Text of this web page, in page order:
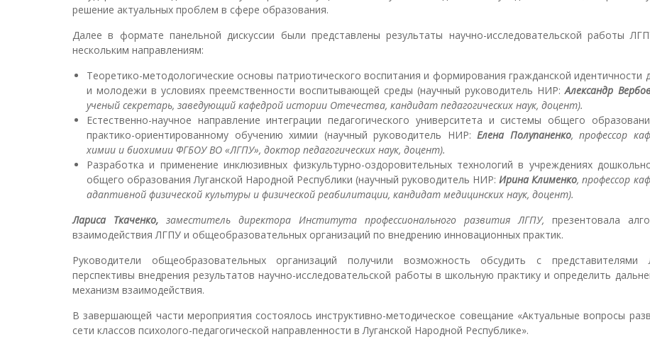
решение актуальных проблем в сфере образования.
Далее в формате панельной дискуссии были представлены результаты научно-исследовательской работы
нескольким направлениям:
Теоретико-методологические основы патриотического воспитания и формирования гражданской идентичности
и молодежи в условиях преемственности воспитывающей среды (научный руководитель НИР:Александр
ученый секретарь, заведующий кафедрой истории Отечества, кандидат педагогических наук, доцент).
Естественно-научное направление интеграции педагогического университета и системы общего
практико-ориентированному обучению химии (научный руководитель НИР: Елена Полупаненко, профессор
химии и биохимии ФГБОУ ВО «ЛГПУ», доктор педагогических наук, доцент).
Разработка и применение инклюзивных физкультурно-оздоровительных технологий в учреждениях
общего образования Луганской Народной Республики (научный руководитель НИР:Ирина Клименко, профессор
адаптивной физической культуры и физической реабилитации, кандидат медицинских наук, доцент).
Лариса Ткаченко,заместитель директора Института профессионального развития ЛГПУ, презентовала
взаимодействия ЛГПУ и общеобразовательных организаций по внедрению инновационных практик.
Руководители общеобразовательных организаций получили возможность обсудить с представителями
перспективы внедрения результатов научно-исследовательской работы в школьную практику и определить
механизм взаимодействия.
В завершающей части мероприятия состоялось инструктивно-методическое совещание «Актуальные вопросы
сети классов психолого-педагогической направленности в Луганской Народной Республике».